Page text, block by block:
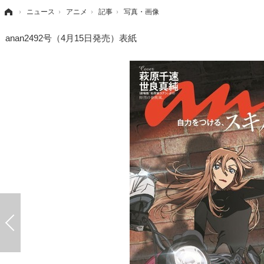
› ニュース › アニメ › 記事 › 写真・画像
anan2492号（4月15日発売）表紙